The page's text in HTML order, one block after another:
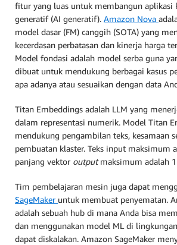
fitur yang luas untuk membangun aplikasi
generatif (AI generatif). Amazon Nova
model dasar (FM) canggih (SOTA) yang
kecerdasan perbatasan dan kinerja harga
Model fondasi adalah model serba guna
dibuat untuk mendukung berbagai kasus
apa adanya atau sesuaikan dengan data
Titan Embeddings adalah LLM yang
dalam representasi numerik. Model Titan
mendukung pengambilan teks, kesamaan
pembuatan klaster. Teks input maksimum
panjang vektor outputmaksimum adalah
Tim pembelajaran mesin juga dapat
SageMaker untuk membuat penyematan.
adalah sebuah hub di mana Anda bisa
dan menggunakan model ML di
dapat diskalakan. Amazon SageMaker